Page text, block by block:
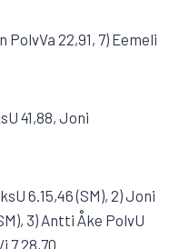
PolvVa 22,91, 7) Eemeli
41,88, Joni
6.15,46 (SM), 2) Joni
3) Antti Åke PolvU
7.28,70